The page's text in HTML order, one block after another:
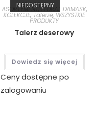
NIEDOSTĘPNY
ASORTYMENT, FLORAL DAMASK,
KOLEKCJE,Talerze,WSZYSTKIE
PRODUKTY
Talerz deserowy
Dowiedz się więcej
Ceny dostępne po
zalogowaniu